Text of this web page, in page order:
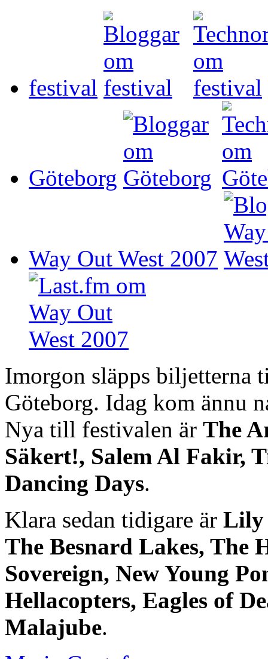
festival
Göteborg
Way Out West 2007
Imorgon släpps biljetterna
Göteborg. Idag kom ännu
Nya till festivalen är The
Säkert!, Salem Al Fakir,
Dancing Days.
Klara sedan tidigare är Lily
The Besnard Lakes, The
Sovereign, New Young
Hellacopters, Eagles of
Malajube.